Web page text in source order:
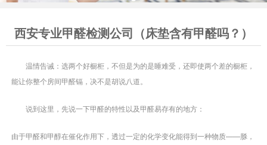
西安专业甲醛检测公司（床垫含有甲醛吗？）
温情告诫：选两个好橱柜，不但是为的是睡难受，还即使两个差的橱柜，
能让你整个房间甲醛镉，决不是胡说八道。
说到这里，先说一下甲醛的特性以及甲醛易存有的地方：
由于甲醛和甲醇在催化作用下，透过一定的化学变化能得到一种物质——脎，